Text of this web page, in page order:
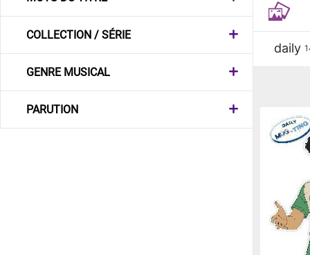
COLLECTION / SÉRIE
GENRE MUSICAL
PARUTION
daily